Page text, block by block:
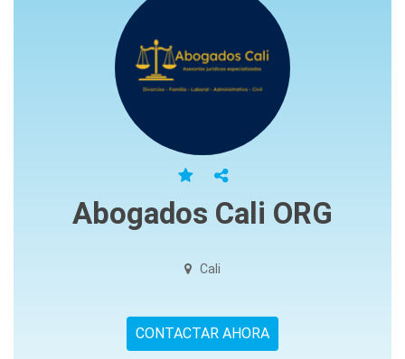
Abogados Cali ORG
Cali
CONTACTAR AHORA